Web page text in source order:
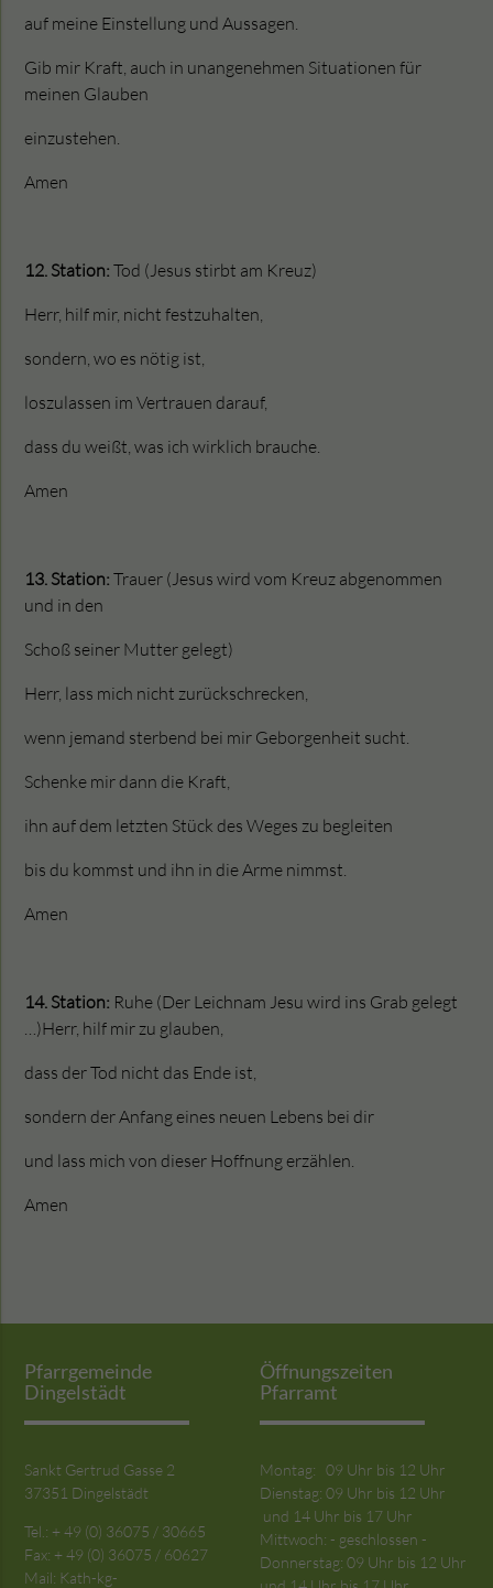
auf meine Einstellung und Aussagen.
Gib mir Kraft, auch in unangenehmen Situationen für
meinen Glauben
einzustehen.
Amen
12. Station: Tod (Jesus stirbt am Kreuz)
Herr, hilf mir, nicht festzuhalten,
sondern, wo es nötig ist,
loszulassen im Vertrauen darauf,
dass du weißt, was ich wirklich brauche.
Amen
13. Station: Trauer (Jesus wird vom Kreuz abgenommen
und in den
Schoß seiner Mutter gelegt)
Herr, lass mich nicht zurückschrecken,
wenn jemand sterbend bei mir Geborgenheit sucht.
Schenke mir dann die Kraft,
ihn auf dem letzten Stück des Weges zu begleiten
bis du kommst und ihn in die Arme nimmst.
Amen
14. Station: Ruhe (Der Leichnam Jesu wird ins Grab gelegt
…)Herr, hilf mir zu glauben,
dass der Tod nicht das Ende ist,
sondern der Anfang eines neuen Lebens bei dir
und lass mich von dieser Hoffnung erzählen.
Amen
Pfarrgemeinde
Dingelstädt
Sankt Gertrud Gasse 2
37351 Dingelstädt
Tel.: + 49 (0) 36075 / 30665
Fax: + 49 (0) 36075 / 60627
Mail: Kath-kg-
Öffnungszeiten
Pfarramt
Montag: 09 Uhr bis 12 Uhr
Dienstag: 09 Uhr bis 12 Uhr
und 14 Uhr bis 17 Uhr
Mittwoch: - geschlossen -
Donnerstag: 09 Uhr bis 12 Uhr